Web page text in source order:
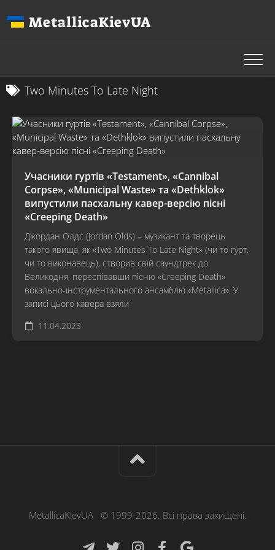
до
MetallicaKievUA
Two Minutes To Late Night
Учасники гуртів «Testament», «Cannibal
Corpse», «Municipal Waste» та «Dethklok»
випустили пасхальну кавер-версію пісні
«Creeping Death»
Джордан Олдс (Jordan Olds) – музикант та творець
такого явища, як «Two Minutes To Late Night» (чи то гурт,
чи то виконавець), створив свій саундтрек до
Великодня, переспівавши пісню «Creeping Death»
вокально-інструментального ансамблю «Metallica». У
записі цього кавера взяли
11.04.2023
MetallicaKievUA © 1999-2026. Всі права захищені.